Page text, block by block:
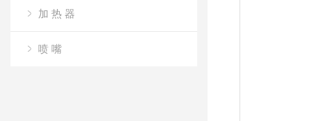
加 热 器
喷 嘴